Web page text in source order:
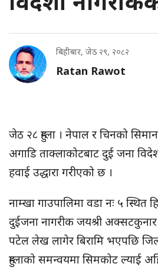
बिहीबार, जेठ २९, २०८२
Ratan Rawot
जेठ २८ हुम्ला । नेपाल र चिनको
अगाडि ताक्लाकोटबाट दुई जना
हवाई उद्धारा गरीएको छ ।
नाम्खा गाउपालिमा वडा नः ५ स्थित
दुईजना नागरीक जयश्री
पटेल लेख लागेर बिरामि भएपछि
हुम्लाको समन्वयमा सिमकोट ल्याई